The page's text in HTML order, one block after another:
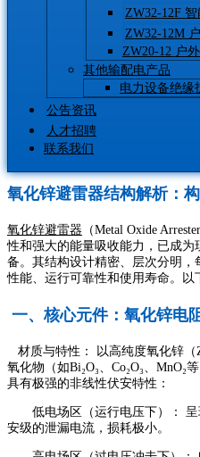
ZW32-12F
ZW32-12M
ZW20-12 户
其他输配电产品
电力设备绝缘
公告资讯
人才招聘
联系我们
氧化锌避雷器结构解析：
氧化锌避雷器 （Metal Oxide
性和强大的能量吸收能力，已成
备。其结构设计精密、层次分明
性能、运行可靠性和使用寿命。以
一、核心元件：氧化锌电
材质与特性： 以高纯度氧化锌（
氧化物（如Bi₂O₃、Co₂O₃、
具有极强的非线性伏安特性：
低电场区（运行电压下）： 呈
安级的泄漏电流，损耗极小。